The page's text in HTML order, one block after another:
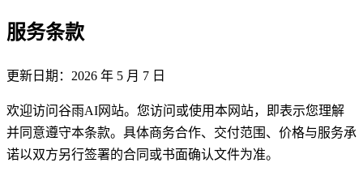
服务条款
更新日期：2026 年 5 月 7 日
欢迎访问谷雨AI网站。您访问或使用本网站，即表示您理解
并同意遵守本条款。具体商务合作、交付范围、价格与服务承
诺以双方另行签署的合同或书面确认文件为准。